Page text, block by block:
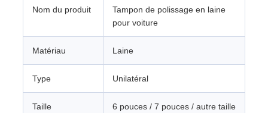
Nom du produit
Tampon de polissage en laine
pour voiture
Matériau Laine
Type Unilatéral
Taille
6 pouces / 7 pouces / autre taille